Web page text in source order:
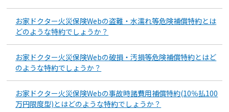
お家ドクター火災保険Webの盗難・水濡れ等危険補償特約とは
どのような特約でしょうか？
お家ドクター火災保険Webの破損・汚損等危険補償特約とはど
のような特約でしょうか？
お家ドクター火災保険Webの事故時諸費用補償特約(10％払100
万円限度型)とはどのような特約でしょうか？